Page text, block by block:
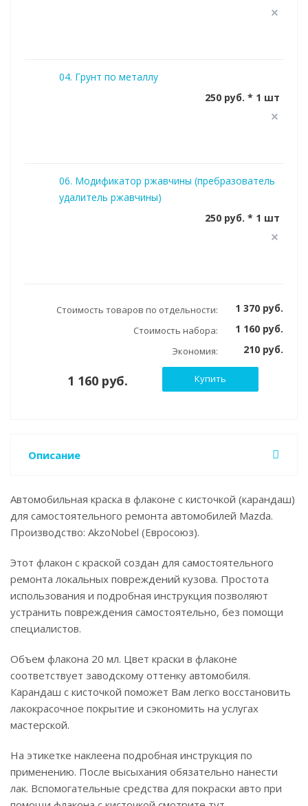
04. Грунт по металлу
250 руб. * 1 шт
06. Модификатор ржавчины (пребразователь
удалитель ржавчины)
250 руб. * 1 шт
Стоимость товаров по отдельности: 1 370 руб.
Стоимость набора: 1 160 руб.
Экономия: 210 руб.
1 160 руб. Купить
Описание
Автомобильная краска в флаконе с кисточкой (карандаш)
для самостоятельного ремонта автомобилей Mazda.
Производство: AkzoNobel (Евросоюз).
Этот флакон с краской создан для самостоятельного
ремонта локальных повреждений кузова. Простота
использования и подробная инструкция позволяют
устранить повреждения самостоятельно, без помощи
специалистов.
Объем флакона 20 мл. Цвет краски в флаконе
соответствует заводскому оттенку автомобиля.
Карандаш с кисточкой поможет Вам легко восстановить
лакокрасочное покрытие и сэкономить на услугах
мастерской.
На этикетке наклеена подробная инструкция по
применению. После высыхания обязательно нанести
лак. Вспомогательные средства для покраски авто при